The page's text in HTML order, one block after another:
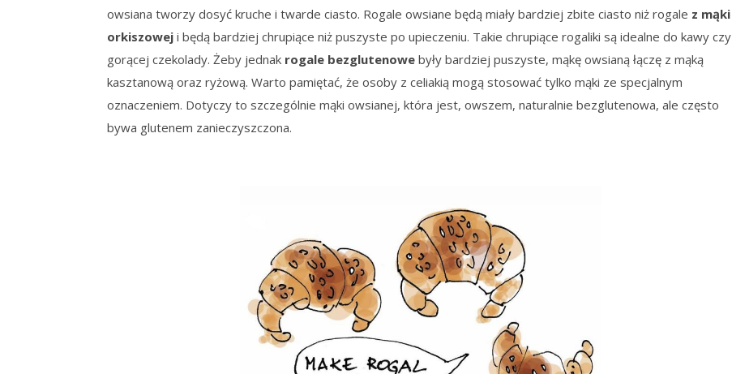
owsiana tworzy dosyć kruche i twarde ciasto. Rogale owsiane będą miały bardziej zbite ciasto niż rogale z mąki
orkiszowej i będą bardziej chrupiące niż puszyste po upieczeniu. Takie chrupiące rogaliki są idealne do kawy czy
gorącej czekolady. Żeby jednak rogale bezglutenowe były bardziej puszyste, mąkę owsianą łączę z mąką
kasztanową oraz ryżową. Warto pamiętać, że osoby z celiakią mogą stosować tylko mąki ze specjalnym
oznaczeniem. Dotyczy to szczególnie mąki owsianej, która jest, owszem, naturalnie bezglutenowa, ale często
bywa glutenem zanieczyszczona.